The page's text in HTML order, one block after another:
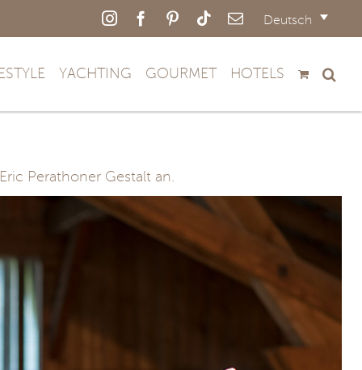
Deutsch
InstagramFacebookPinterestTiktokE-
YACHTING GOURMET HOTELS
Perathoner Gestalt an.